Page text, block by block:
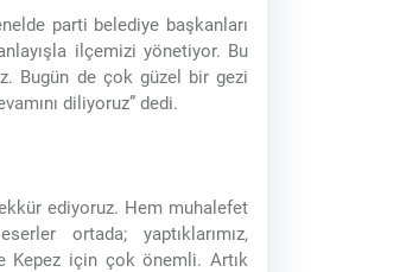
parti belediye başkanları
ilçemizi yönetiyor. Bu
Bugün de çok güzel bir gezi
diliyoruz” dedi.
ediyoruz. Hem muhalefet
ortada; yaptıklarımız,
Kepez için çok önemli. Artık